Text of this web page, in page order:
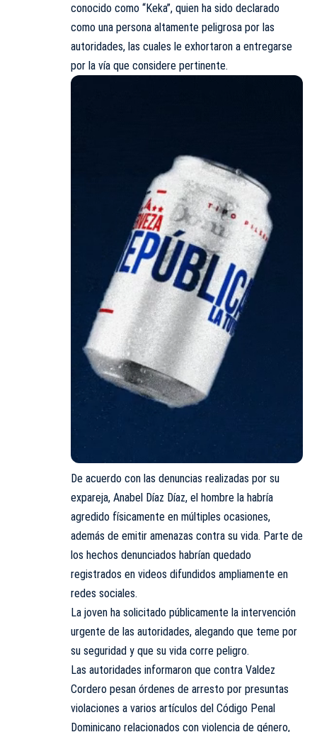
conocido como “Keka”, quien ha sido declarado
como una persona altamente peligrosa por las
autoridades, las cuales le exhortaron a entregarse
por la vía que considere pertinente.
De acuerdo con las denuncias realizadas por su
expareja, Anabel Díaz Díaz, el hombre la habría
agredido físicamente en múltiples ocasiones,
además de emitir amenazas contra su vida. Parte de
los hechos denunciados habrían quedado
registrados en videos difundidos ampliamente en
redes sociales.
La joven ha solicitado públicamente la intervención
urgente de las autoridades, alegando que teme por
su seguridad y que su vida corre peligro.
Las autoridades informaron que contra Valdez
Cordero pesan órdenes de arresto por presuntas
violaciones a varios artículos del Código Penal
Dominicano relacionados con violencia de género,